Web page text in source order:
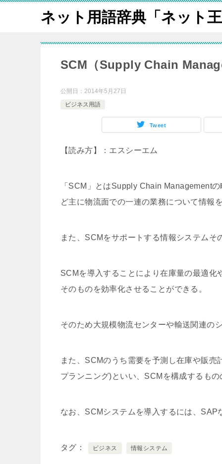
ネット用語辞典「ネット
SCM（Supply Chain
公開日： 2014年5月27日
ビジネス用語
Tweet
【読み方】：エスシーエム
「SCM」とはSupply Chain Management
ど主に物流面での一連の業務について情報
また、SCMをサポートする情報システム
SCMを導入することにより在庫量の最適
そのものを効率化させることができる。
そのため大規模物流センターや輸送関連の
また、SCMのうち需要を予測し在庫や販
プランニング)といい、SCMを構成するも
なお、SCMシステムを導入するには、
タグ ビジネス 情報システム